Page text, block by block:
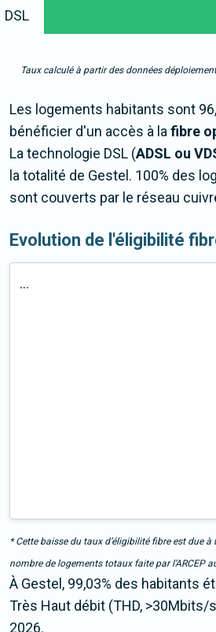
DSL
Taux calculé à partir des données
Les logements habitants sont
bénéficier d'un accès à lafibre
La technologie DSL (ADSL ou
la totalité de Gestel. 100% des
sont couverts par le réseau
Evolution de l'éligibilité
...
* Cette baisse du taux d’éligibilité fibre est due
nombre de logements totaux faite par l’ARCEP
À Gestel, 99,03% des habitants
Très Haut débit (THD, >30Mbits/
2026.